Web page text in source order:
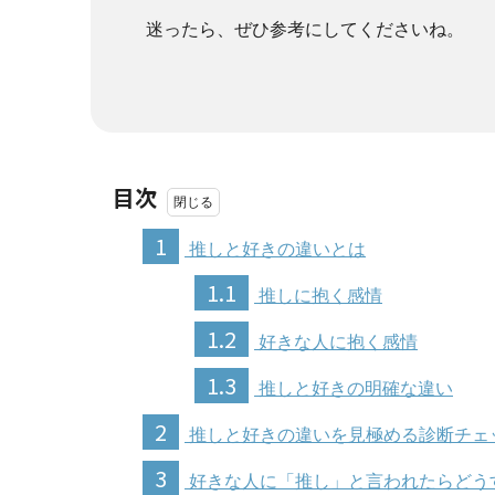
迷ったら、ぜひ参考にしてくださいね。
目次
1
推しと好きの違いとは
1.1 推しに抱く感情
1.2 好きな人に抱く感情
1.3 推しと好きの明確な違い
2 推しと好きの違いを見極める診断チェ
3 好きな人に「推し」と言われたらどう